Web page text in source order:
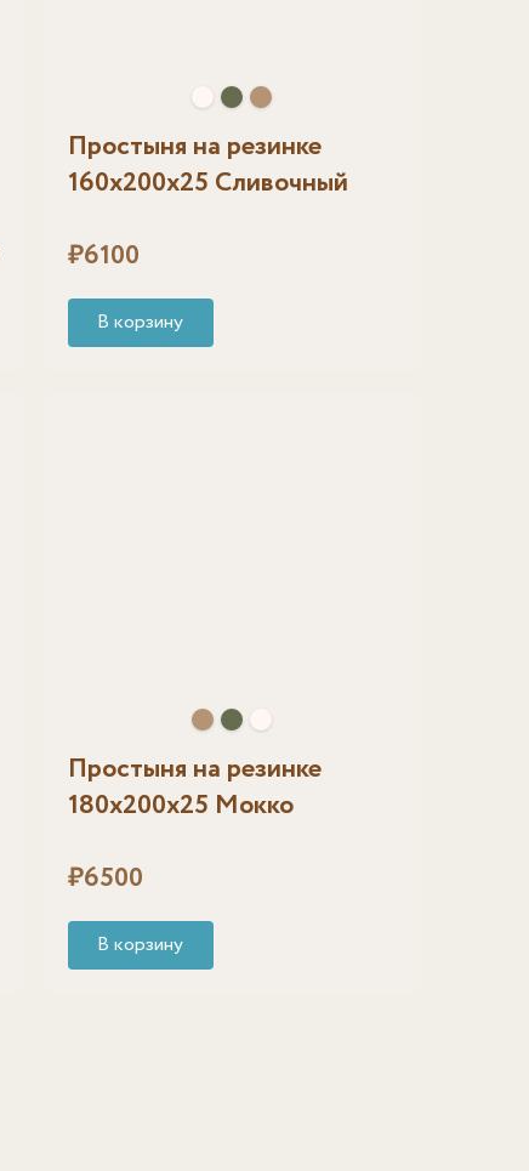
Простыня на резинке
160х200х25 Сливочный
₽6100
В корзину
Простыня на резинке
180х200х25 Мокко
₽6500
В корзину